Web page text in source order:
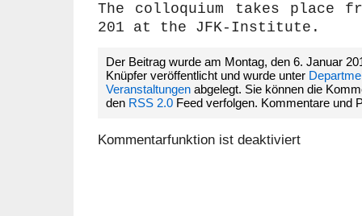
The colloquium takes place
201 at the JFK-Institute.
Der Beitrag wurde am Montag, den 6. Januar
Knüpfer veröffentlicht und wurde unter
Veranstaltungen abgelegt. Sie können die
den RSS 2.0 Feed verfolgen. Kommentare und
Kommentarfunktion ist deaktiviert